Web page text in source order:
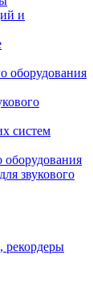
и
оборудования
систем
оборудования
звукового
рекордеры